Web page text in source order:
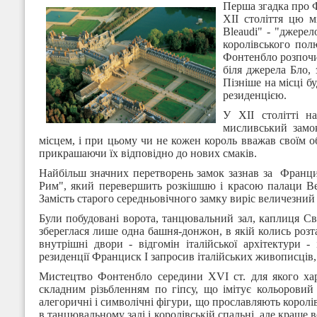
Перша згадка про
XII століття цю
Bleaudi" -
королівського
Фонтенбло
біля джерела
Пізніше на місці
резиденцією.
У XII столітті
мисливський
місцем, і при цьому чи не кожен король вважав своїм
прикрашаючи їх відповідно до нових смаків.
Найбільш значних перетворень замок зазнав за
Рим", який перевершить розкішшю і красою палаци
Замість старого середньовічного замку виріс
Були побудовані ворота, танцювальний зал, каплиця
збереглася лише одна башня-донжон, в якій колись
внутрішні двори - відгомін італійської архітектури
резиденції Франциск I запросив італійських
Мистецтво Фонтенбло середини XVI ст. для якого
складним різьбленням по гіпсу, що імітує
алегоричні і символічні фігури, що прославляють
в танцювальному залі і королівській спальні, але